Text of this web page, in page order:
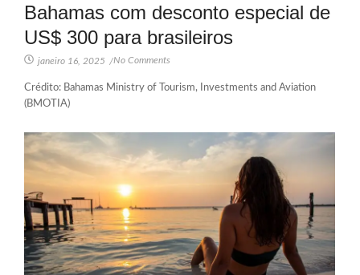
Bahamas com desconto especial de
US$ 300 para brasileiros
janeiro 16, 2025 /No Comments
Crédito: Bahamas Ministry of Tourism, Investments and Aviation
(BMOTIA)